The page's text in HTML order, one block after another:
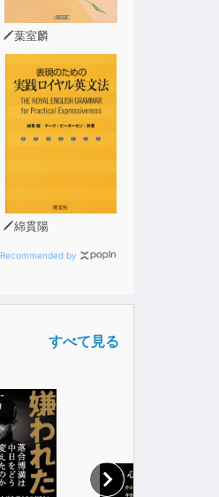
葉室麟
綿貫陽
Recommended by
すべて見る